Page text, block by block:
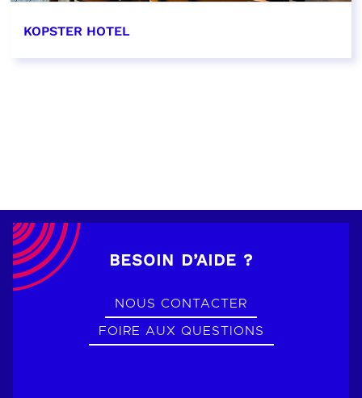
KOPSTER HOTEL
BESOIN D’AIDE ?
NOUS CONTACTER
FOIRE AUX QUESTIONS